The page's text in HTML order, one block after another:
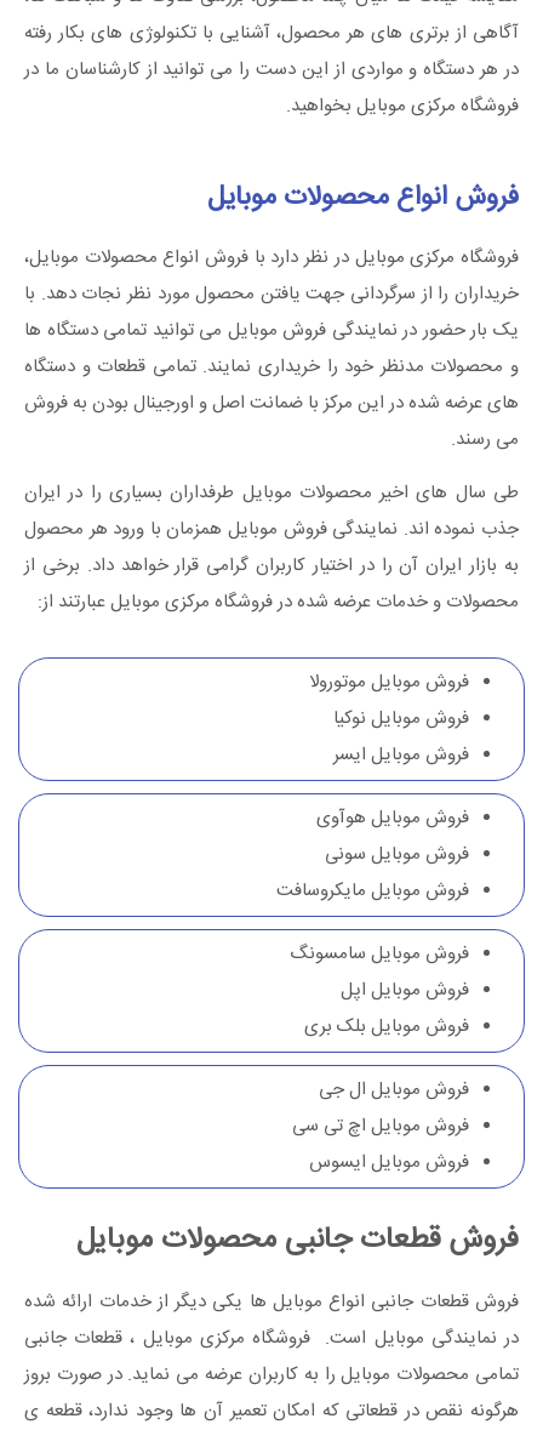
آگاهی از برتری های هر محصول، آشنایی با تکنولوژی های بکار رفته
در هر دستگاه و مواردی از این دست را می توانید از کارشناسان ما در
فروشگاه مرکزی موبایل بخواهید.
فروش انواع محصولات موبایل
فروشگاه مرکزی موبایل در نظر دارد با فروش انواع محصولات موبایل،
خریداران را از سرگردانی جهت یافتن محصول مورد نظر نجات دهد. با
یک بار حضور در نمایندگی فروش موبایل می توانید تمامی دستگاه ها
و محصولات مدنظر خود را خریداری نمایند. تمامی قطعات و دستگاه
های عرضه شده در این مرکز با ضمانت اصل و اورجینال بودن به فروش
می رسند.
طی سال های اخیر محصولات موبایل طرفداران بسیاری را در ایران
جذب نموده اند. نمایندگی فروش موبایل همزمان با ورود هر محصول
به بازار ایران آن را در اختیار کاربران گرامی قرار خواهد داد. برخی از
محصولات و خدمات عرضه شده در فروشگاه مرکزی موبایل عبارتند از:
فروش موبایل موتورولا
فروش موبایل نوکیا
فروش موبایل ایسر
فروش موبایل هوآوی
فروش موبایل سونی
فروش موبایل مایکروسافت
فروش موبایل سامسونگ
فروش موبایل اپل
فروش موبایل بلک بری
فروش موبایل ال جی
فروش موبایل اچ تی سی
فروش موبایل ایسوس
فروش قطعات جانبی محصولات موبایل
فروش قطعات جانبی انواع موبایل ها یکی دیگر از خدمات ارائه شده
در نمایندگی موبایل است. فروشگاه مرکزی موبایل ، قطعات جانبی
تمامی محصولات موبایل را به کاربران عرضه می نماید. در صورت بروز
هرگونه نقص در قطعاتی که امکان تعمیر آن ها وجود ندارد، قطعه ی